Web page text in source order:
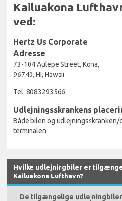
Kailuakona
ved:
Hertz Us Corporate
Adresse
73-104 Aulepe Street, Kona,
96740, HI, Hawaii
Tel: 8083293566
Udlejningsskrankens
Både bilen og udlejningsskranken/
terminalen.
Hvilke udlejningbiler er
Kailuakona Lufthavn?
De tilgængelige udlejningbiler